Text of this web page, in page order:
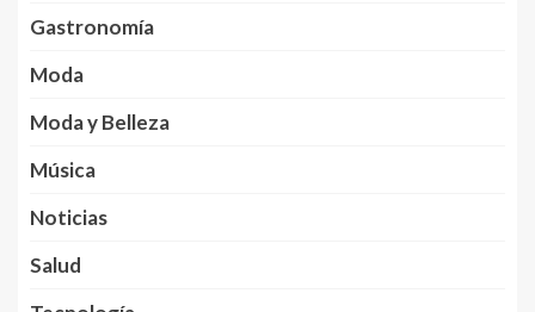
Gastronomía
Moda
Moda y Belleza
Música
Noticias
Salud